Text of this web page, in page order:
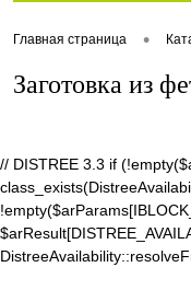
Главная страница •
Заготовка из
// DISTREE 3.3 if